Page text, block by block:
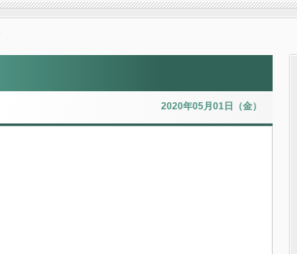
2020年05月01日（金）